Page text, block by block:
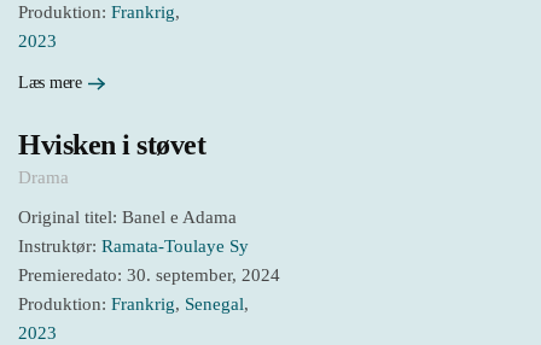
Produktion: Frankrig,
2023
Læs mere
Hvisken i støvet
Drama
Original titel: Banel e Adama
Instruktør: Ramata-Toulaye Sy
Premieredato: 30. september, 2024
Produktion: Frankrig, Senegal,
2023